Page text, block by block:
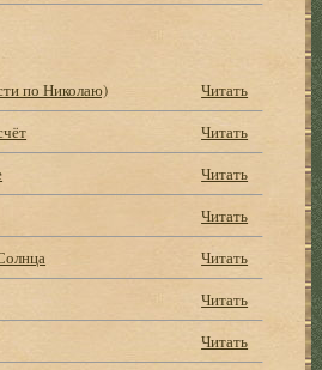
по Николаю)
Читать
Читать
Читать
Читать
Читать
Читать
Читать